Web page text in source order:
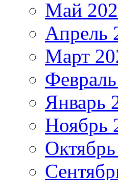
Май
Апрель
Март
Январь
Ноябрь